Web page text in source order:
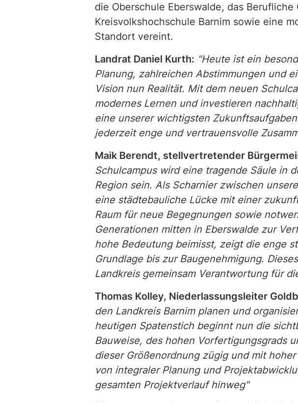
die Oberschule Eberswalde, das
Kreisvolkshochschule Barnim sowie eine
Standort vereint.
Landrat Daniel Kurth: "Heute ist ein
Planung, zahlreichen Abstimmungen und
Vision nun Realität. Mit dem neuen
modernes Lernen und investieren
eine unserer wichtigsten
jederzeit enge und vertrauensvolle
Maik Berendt, stellvertretender
Schulcampus wird eine tragende Säule in
Region sein. Als Scharnier zwischen
eine städtebauliche Lücke mit einer
Raum für neue Begegnungen sowie
Generationen mitten in Eberswalde zur
hohe Bedeutung beimisst, zeigt die enge
Grundlage bis zur Baugenehmigung.
Landkreis gemeinsam Verantwortung für
Thomas Kolley, Niederlassungsleiter
den Landkreis Barnim planen und
heutigen Spatenstich beginnt nun die
Bauweise, des hohen Vorfertigungsgrads
dieser Größenordnung zügig und mit
von integraler Planung und
gesamten Projektverlauf hinweg"